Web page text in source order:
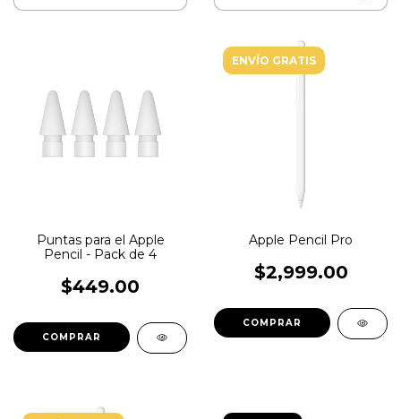
Puntas para el Apple
Pencil - Pack de 4
$449.00
ENVÍO GRATIS
Apple Pencil Pro
$2,999.00